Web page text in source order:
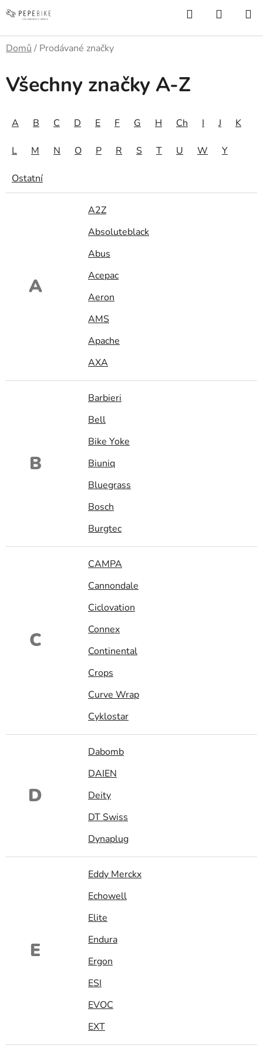
na
Hledat
KOŠÍK
Domů / Prodávané značky
Všechny značky A-Z
A B C D E F G H Ch I J K
L M N O P R S T U W Y
Ostatní
A
A2Z
Absoluteblack
Abus
Acepac
Aeron
AMS
Apache
AXA
B
Barbieri
Bell
Bike Yoke
Biuniq
Bluegrass
Bosch
Burgtec
C
CAMPA
Cannondale
Ciclovation
Connex
Continental
Crops
Curve Wrap
Cyklostar
D
Dabomb
DAIEN
Deity
DT Swiss
Dynaplug
E
Eddy Merckx
Echowell
Elite
Endura
Ergon
ESI
EVOC
EXT